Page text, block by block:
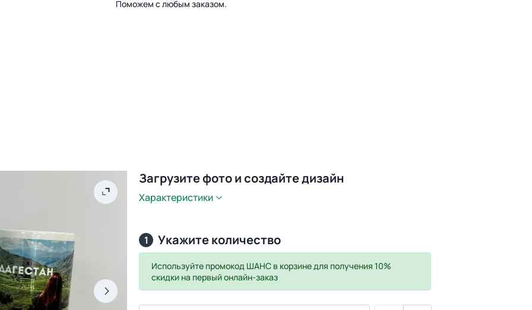
Поможем с любым заказом.
Загрузите фото и создайте дизайн
Характеристики
1 Укажите количество
Используйте промокод ШАНС в корзине для получения 10%
скидки на первый онлайн-заказ